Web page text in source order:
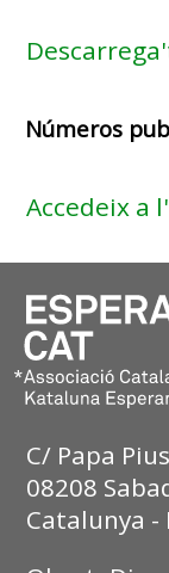
Números
Accedeix a
C/ Papa
08208
Catalunya